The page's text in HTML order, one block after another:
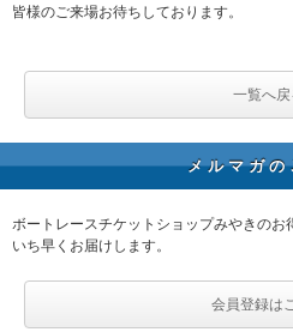
皆様のご来場お待ちしております。
一覧へ戻
メルマガ
ボートレースチケットショップみやきのお
いち早くお届けします。
会員登録は